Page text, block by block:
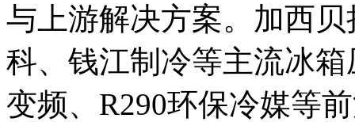
与上游解决方案。加西
科、钱江制冷等主流冰
变频、R290环保冷媒等